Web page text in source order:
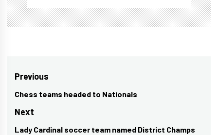
Post
navigation
Previous
Previous
post:
Chess teams headed to Nationals
Next
Next
Lady Cardinal soccer team named District Champs